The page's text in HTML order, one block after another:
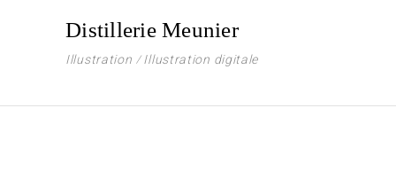
Distillerie Meunier
Illustration Illustration digitale